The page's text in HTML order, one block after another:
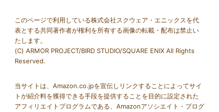
このページで利用している株式会社スクウェア・エニックスを代
表とする共同著作者が権利を所有する画像の転載・配布は禁止い
たします。
(C) ARMOR PROJECT/BIRD STUDIO/SQUARE ENIX All Rights
Reserved.
当サイトは、Amazon.co.jpを宣伝しリンクすることによってサイ
トが紹介料を獲得できる手段を提供することを目的に設定された
アフィリエイトプログラムである、Amazonアソシエイト・プログ